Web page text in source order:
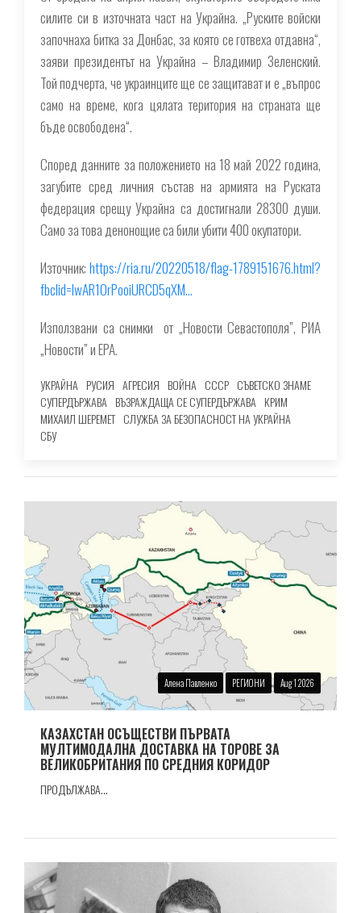
силите си в източната част на Украйна. „Руските войски
започнаха битка за Донбас, за която се готвеха отдавна“,
заяви президентът на Украйна – Владимир Зеленский.
Той подчерта, че украинците ще се защитават и е „въпрос
само на време, кога цялата територия на страната ще
бъде освободена“.
Според данните за положението на 18 май 2022 година,
загубите сред личния състав на армията на Руската
федерация срещу Украйна са достигнали 28300 души.
Само за това денонощие са били убити 400 окупатори.
Източник: https://ria.ru/20220518/flag-1789151676.html?
fbclid=IwAR1OrPooiURCD5qXM…
Използвани са снимки от „Новости Севастополя”, РИА
„Новости” и EPA.
УКРАЙНА РУСИЯ АГРЕСИЯ ВОЙНА СССР СЪВЕТСКО ЗНАМЕ
СУПЕРДЪРЖАВА ВЪЗРАЖДАЩА СЕ СУПЕРДЪРЖАВА КРИМ
МИХАИЛ ШЕРЕМЕТ СЛУЖБА ЗА БЕЗОПАСНОСТ НА УКРАЙНА
СБУ
Алена Павленко РЕГИОНИ Aug 1 2026
КАЗАХСТАН ОСЪЩЕСТВИ ПЪРВАТА
МУЛТИМОДАЛНА ДОСТАВКА НА ТОРОВЕ ЗА
ВЕЛИКОБРИТАНИЯ ПО СРЕДНИЯ КОРИДОР
ПРОДЪЛЖАВА...